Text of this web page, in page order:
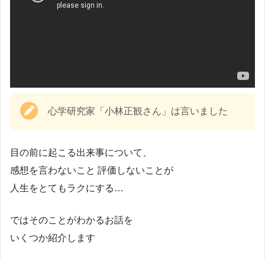
心学研究家「小林正観さん」は言いました
目の前に起こる出来事について、
感想を言わないこと 評価しないことが
人生をとてもラクにする…
ではそのことがわかるお話を
いくつか紹介します